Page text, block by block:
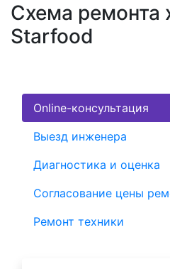
Схема ремонта
Starfood
Online-консультация
Выезд инженера
Диагностика и оценка
Согласование цены
Ремонт техники